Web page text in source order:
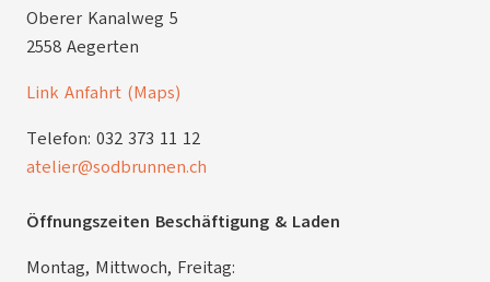
Oberer Kanalweg 5
2558 Aegerten
Link Anfahrt (Maps)
Telefon: 032 373 11 12
atelier@sodbrunnen.ch
Öffnungszeiten Beschäftigung & Laden
Montag, Mittwoch, Freitag: